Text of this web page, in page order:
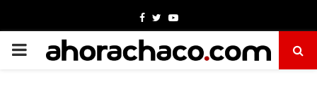
Facebook
TwitterYoutube
PRIMARY